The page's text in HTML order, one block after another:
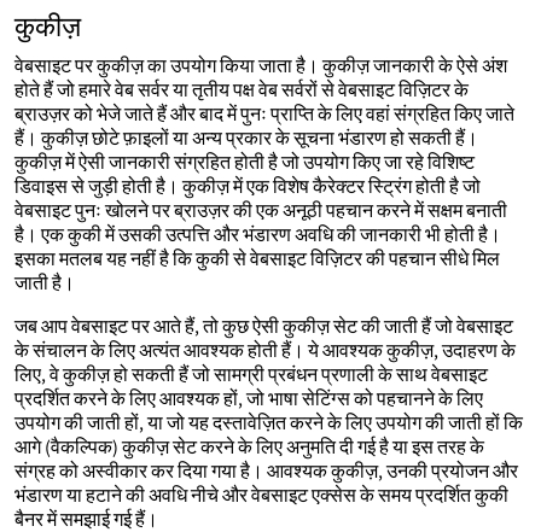
कुकीज़
वेबसाइट पर कुकीज़ का उपयोग किया जाता है। कुकीज़ जानकारी के ऐसे अंश
होते हैं जो हमारे वेब सर्वर या तृतीय पक्ष वेब सर्वरों से वेबसाइट विज़िटर के
ब्राउज़र को भेजे जाते हैं और बाद में पुनः प्राप्ति के लिए वहां संग्रहित किए जाते
हैं। कुकीज़ छोटे फ़ाइलों या अन्य प्रकार के सूचना भंडारण हो सकती हैं।
कुकीज़ में ऐसी जानकारी संग्रहित होती है जो उपयोग किए जा रहे विशिष्ट
डिवाइस से जुड़ी होती है। कुकीज़ में एक विशेष कैरेक्टर स्ट्रिंग होती है जो
वेबसाइट पुनः खोलने पर ब्राउज़र की एक अनूठी पहचान करने में सक्षम बनाती
है। एक कुकी में उसकी उत्पत्ति और भंडारण अवधि की जानकारी भी होती है।
इसका मतलब यह नहीं है कि कुकी से वेबसाइट विज़िटर की पहचान सीधे मिल
जाती है।
जब आप वेबसाइट पर आते हैं, तो कुछ ऐसी कुकीज़ सेट की जाती हैं जो वेबसाइट
के संचालन के लिए अत्यंत आवश्यक होती हैं। ये आवश्यक कुकीज़, उदाहरण के
लिए, वे कुकीज़ हो सकती हैं जो सामग्री प्रबंधन प्रणाली के साथ वेबसाइट
प्रदर्शित करने के लिए आवश्यक हों, जो भाषा सेटिंग्स को पहचानने के लिए
उपयोग की जाती हों, या जो यह दस्तावेज़ित करने के लिए उपयोग की जाती हों कि
आगे (वैकल्पिक) कुकीज़ सेट करने के लिए अनुमति दी गई है या इस तरह के
संग्रह को अस्वीकार कर दिया गया है। आवश्यक कुकीज़, उनकी प्रयोजन और
भंडारण या हटाने की अवधि नीचे और वेबसाइट एक्सेस के समय प्रदर्शित कुकी
बैनर में समझाई गई हैं।